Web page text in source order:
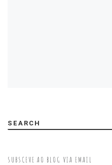
SEARCH
SUBSCEVE AO BLOG VIA EMAIL